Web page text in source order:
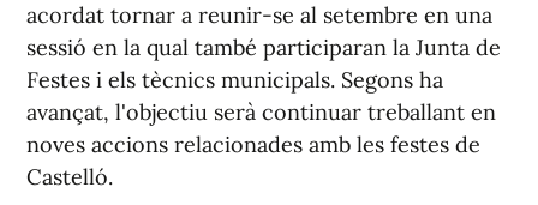
acordat tornar a reunir-se al setembre en una
sessió en la qual també participaran la Junta de
Festes i els tècnics municipals. Segons ha
avançat, l'objectiu serà continuar treballant en
noves accions relacionades amb les festes de
Castelló.